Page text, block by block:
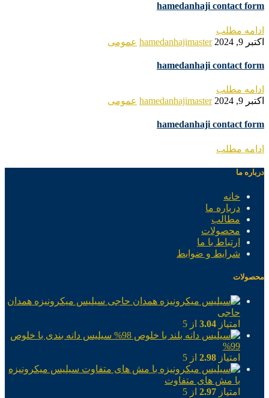
hamedanhaji contact form
ادامه مطلب
اکتبر 9, 2024
hamedanhajimaster عمومی
hamedanhaji contact form
ادامه مطلب
اکتبر 9, 2024
hamedanhajimaster عمومی
hamedanhaji contact form
ادامه مطلب
درباره ما
خانه
درباره ما
مطالب
محصولات
ارتباط با ما
شرایط و ضوابط
محصولات
سیلیس میکرونیزه همدان
حاجی
امتیاز 3.04 از 5
سیلیس دانه بندی با خلوص
99%
امتیاز 2.98 از 5
سیلیس میکرونیزه
با مش های متفاوت
امتیاز 2.97 از 5